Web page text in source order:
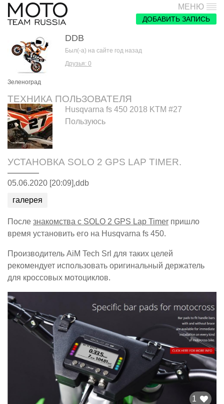
МЕНЮ
ДОБАВИТЬ ЗАПИСЬ
Зеленоград
DDB
Был(-а) на сайте год назад
Друзья: 0
ТЕХНИКА ПОЛЬЗОВАТЕЛЯ
Husqvarna fs 450 2018 KTM #27
Пользуюсь
УСТАНОВКА SOLO 2 GPS LAP TIMER.
05.06.2020 [20:09],ddb
галерея
После знакомства с SOLO 2 GPS Lap Timer пришло
время установить его на Husqvarna fs 450.
Производитель AiM Tech Srl для таких целей
рекомендует использовать оригинальный держатель
для кроссовых мотоциклов.
1